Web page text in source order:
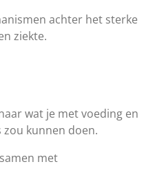
achter het sterke
ziekte.
wat je met voeding en
kunnen doen.
met